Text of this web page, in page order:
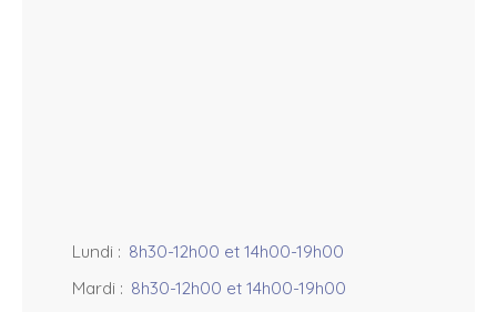
Lundi : 8h30-12h00 et 14h00-19h00
Mardi : 8h30-12h00 et 14h00-19h00